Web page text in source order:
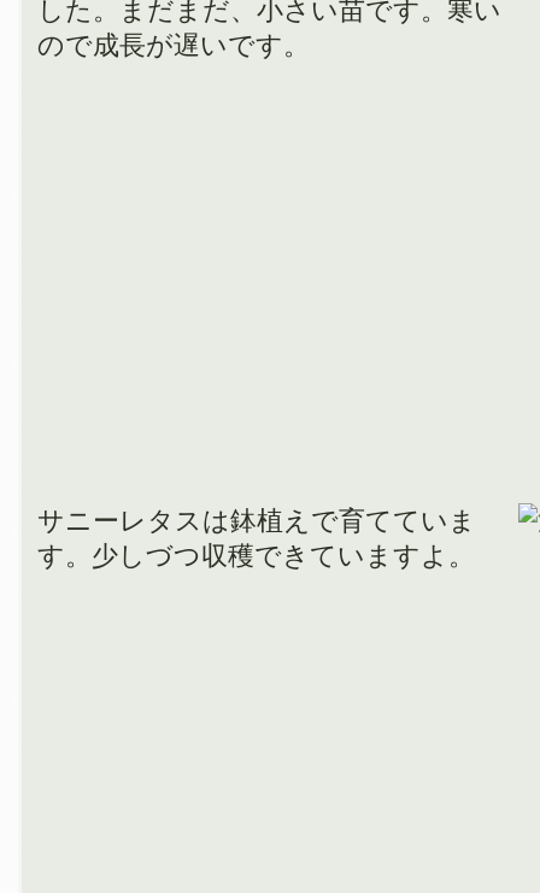
した。まだまだ、小さい苗です。寒い
ので成長が遅いです。
サニーレタスは鉢植えで育てていま
す。少しづつ収穫できていますよ。